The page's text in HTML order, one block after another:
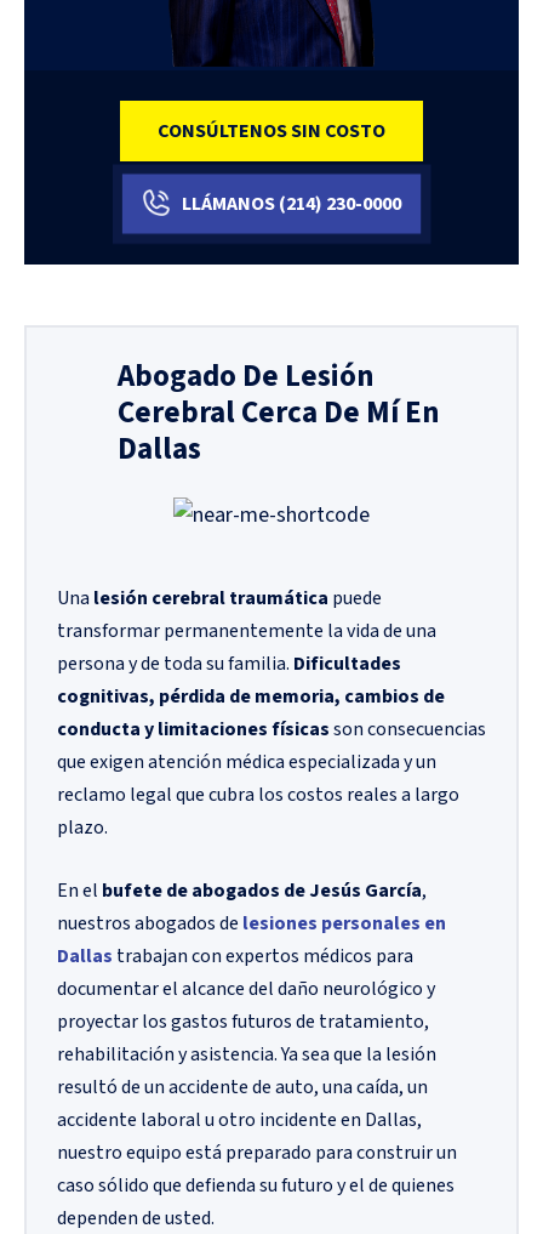
CONSÚLTENOS SIN COSTO
LLÁMANOS(214) 230-0000
Abogado De Lesión
Cerebral Cerca De Mí En
Dallas
Una lesión cerebral traumática puede
transformar permanentemente la vida de una
persona y de toda su familia. Dificultades
cognitivas, pérdida de memoria, cambios de
conducta y limitaciones físicasson consecuencias
que exigen atención médica especializada y un
reclamo legal que cubra los costos reales a largo
plazo.
En el bufete de abogados de Jesús García,
nuestros abogados de lesiones personales en
Dallas trabajan con expertos médicos para
documentar el alcance del daño neurológico y
proyectar los gastos futuros de tratamiento,
rehabilitación y asistencia. Ya sea que la lesión
resultó de un accidente de auto, una caída, un
accidente laboral u otro incidente en Dallas,
nuestro equipo está preparado para construir un
caso sólido que defienda su futuro y el de quienes
dependen de usted.